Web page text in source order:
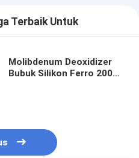
Terbaik Untuk
Molibdenum Deoxidizer
Bubuk Silikon Ferro 200